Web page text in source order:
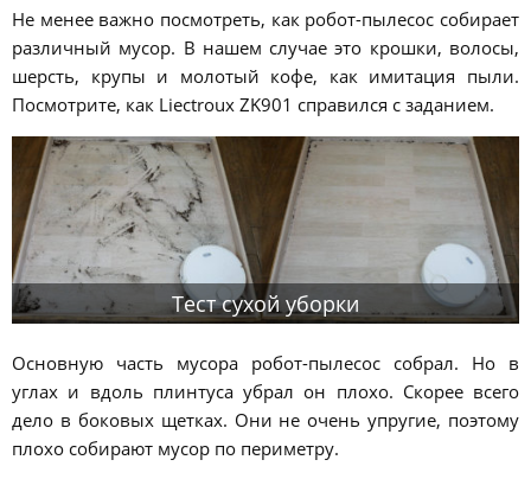
Не менее важно посмотреть, как робот-пылесос собирает
различный мусор. В нашем случае это крошки, волосы,
шерсть, крупы и молотый кофе, как имитация пыли.
Посмотрите, как Liectroux ZK901 справился с заданием.
Тест сухой уборки
Основную часть мусора робот-пылесос собрал. Но в
углах и вдоль плинтуса убрал он плохо. Скорее всего
дело в боковых щетках. Они не очень упругие, поэтому
плохо собирают мусор по периметру.